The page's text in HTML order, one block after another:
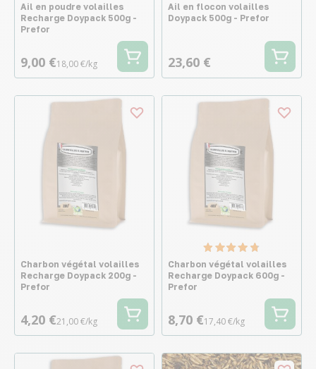
Ail en poudre volailles
Recharge Doypack 500g -
Prefor
9,00 €18,00 €/kg
Ail en flocon volailles
Doypack 500g - Prefor
23,60 €
Charbon végétal volailles
Recharge Doypack 200g -
Prefor
4,20 €21,00 €/kg
Charbon végétal volailles
Recharge Doypack 600g -
Prefor
8,70 €17,40 €/kg